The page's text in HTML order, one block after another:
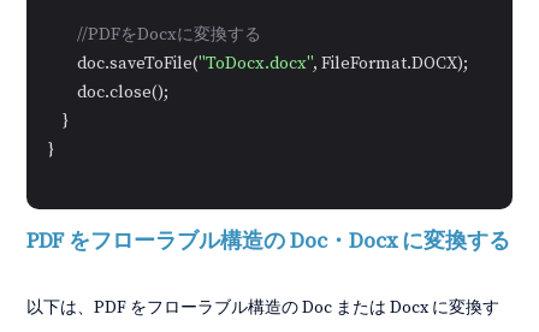
//PDFをDocxに変換する
        doc.saveToFile(
"ToDocx.docx", FileFormat.DOCX);
        doc.close();
    }
}
PDF をフローラブル構造の Doc・Docx に変換する
以下は、PDF をフローラブル構造の Doc または Docx に変換す